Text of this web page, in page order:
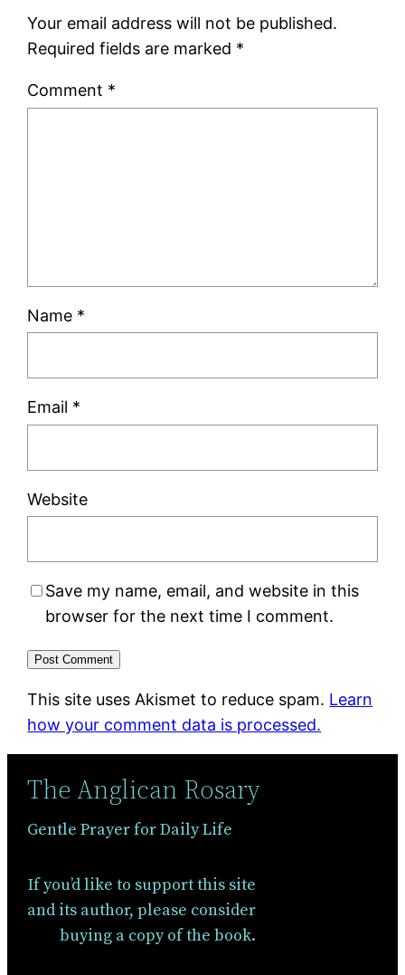
Your email address will not be published.
Required fields are marked *
Comment *
Name *
Email *
Website
Save my name, email, and website in this
browser for the next time I comment.
This site uses Akismet to reduce spam. Learn
how your comment data is processed.
The Anglican Rosary
Gentle Prayer for Daily Life
If you’d like to support this site
and its author, please consider
buying a copy of the book.